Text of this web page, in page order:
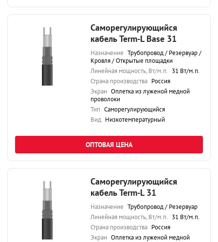
Саморегулирующийся
кабель Term-L Base 31
Назначение Трубопровод / Резервуар /
Кровля / Открытые площадки
Линейная мощность, Вт/м.п. 31 Вт/м.п.
Страна производства Россия
Экран Оплетка из луженой медной
проволоки
Тип Саморегулирующийся
Вид Низкотемпературный
ОПТОВАЯ ЦЕНА
Саморегулирующийся
кабель Term-L 31
Назначение Трубопровод / Резервуар
Линейная мощность, Вт/м.п. 31 Вт/м.п.
Страна производства Россия
Экран Оплетка из луженой медной